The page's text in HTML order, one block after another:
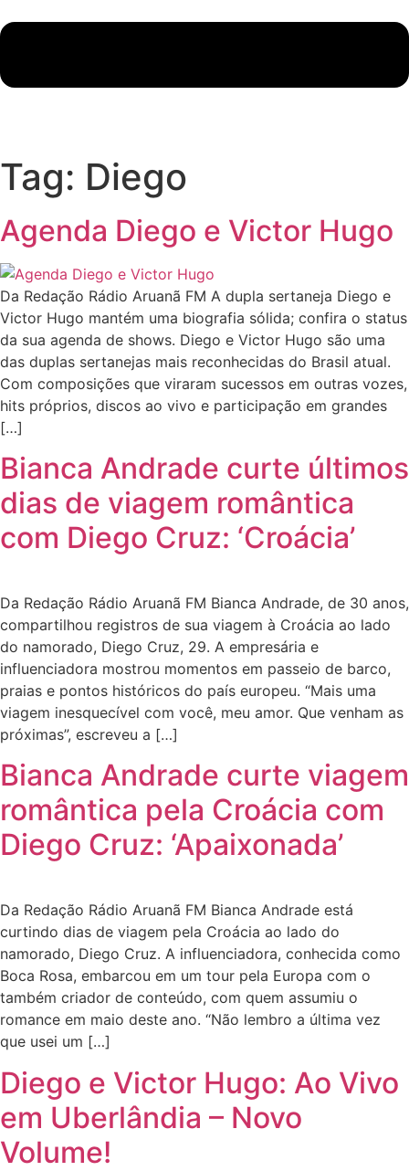
Tag: Diego
Agenda Diego e Victor Hugo
Da Redação Rádio Aruanã FM A dupla sertaneja Diego e
Victor Hugo mantém uma biografia sólida; confira o status
da sua agenda de shows. Diego e Victor Hugo são uma
das duplas sertanejas mais reconhecidas do Brasil atual.
Com composições que viraram sucessos em outras vozes,
hits próprios, discos ao vivo e participação em grandes
[…]
Bianca Andrade curte últimos
dias de viagem romântica
com Diego Cruz: ‘Croácia’
Da Redação Rádio Aruanã FM Bianca Andrade, de 30 anos,
compartilhou registros de sua viagem à Croácia ao lado
do namorado, Diego Cruz, 29. A empresária e
influenciadora mostrou momentos em passeio de barco,
praias e pontos históricos do país europeu. “Mais uma
viagem inesquecível com você, meu amor. Que venham as
próximas”, escreveu a […]
Bianca Andrade curte viagem
romântica pela Croácia com
Diego Cruz: ‘Apaixonada’
Da Redação Rádio Aruanã FM Bianca Andrade está
curtindo dias de viagem pela Croácia ao lado do
namorado, Diego Cruz. A influenciadora, conhecida como
Boca Rosa, embarcou em um tour pela Europa com o
também criador de conteúdo, com quem assumiu o
romance em maio deste ano. “Não lembro a última vez
que usei um […]
Diego e Victor Hugo: Ao Vivo
em Uberlândia – Novo
Volume!